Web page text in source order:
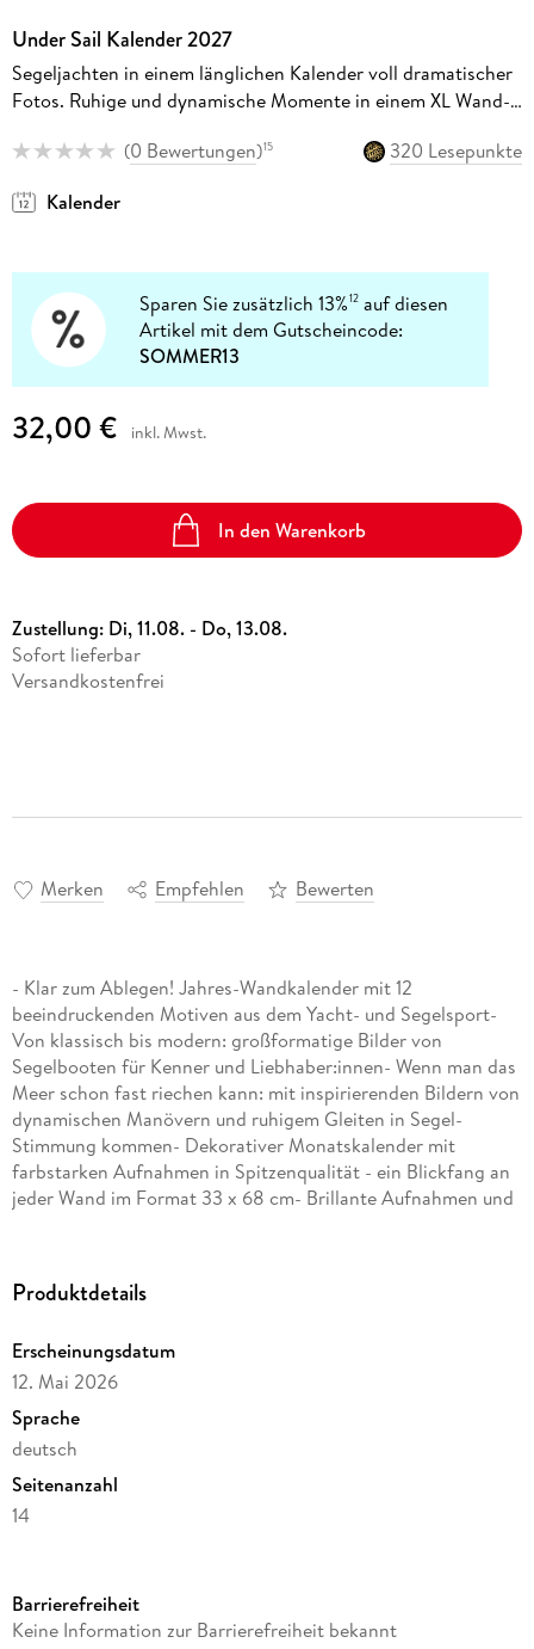
Under Sail Kalender 2027
Segeljachten in einem länglichen Kalender voll dramatischer
Fotos. Ruhige und dynamische Momente in einem XL Wand-
(0 Bewertungen)15
320 Lesepunkte
Kalender
Sparen Sie zusätzlich 13%12 auf diesen
Artikel mit dem Gutscheincode:
SOMMER13
32,00 € inkl. Mwst.
In den Warenkorb
Zustellung: Di, 11.08. - Do, 13.08.
Sofort lieferbar
Versandkostenfrei
Merken Empfehlen Bewerten
- Klar zum Ablegen! Jahres-Wandkalender mit 12
beeindruckenden Motiven aus dem Yacht- und Segelsport-
Von klassisch bis modern: großformatige Bilder von
Segelbooten für Kenner und Liebhaber:innen- Wenn man das
Meer schon fast riechen kann: mit inspirierenden Bildern von
dynamischen Manövern und ruhigem Gleiten in Segel-
Stimmung kommen- Dekorativer Monatskalender mit
farbstarken Aufnahmen in Spitzenqualität - ein Blickfang an
jeder Wand im Format 33 x 68 cm- Brillante Aufnahmen und
Produktdetails
Erscheinungsdatum
12. Mai 2026
Sprache
deutsch
Seitenanzahl
14
Produktart
Barrierefreiheit
Keine Information zur Barrierefreiheit bekannt